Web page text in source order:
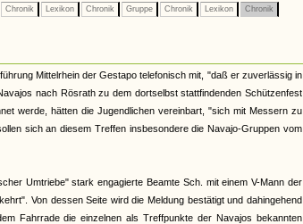
Chronik Lexikon Chronik Gruppe Chronik Lexikon Chronik
Mittelrhein der Gestapo telefonisch mit, "daß er zuverlässig in
nach Rösrath zu dem dortselbst stattfindenden Schützenfest
werde, hätten die Jugendlichen vereinbart, "sich mit Messern zu
sich an diesem Treffen insbesondere die Navajo-Gruppen vom
Umtriebe" stark engagierte Beamte Sch. mit einem V-Mann der
Von dessen Seite wird die Meldung bestätigt und dahingehend
Fahrrade die einzelnen als Treffpunkte der Navajos bekannten